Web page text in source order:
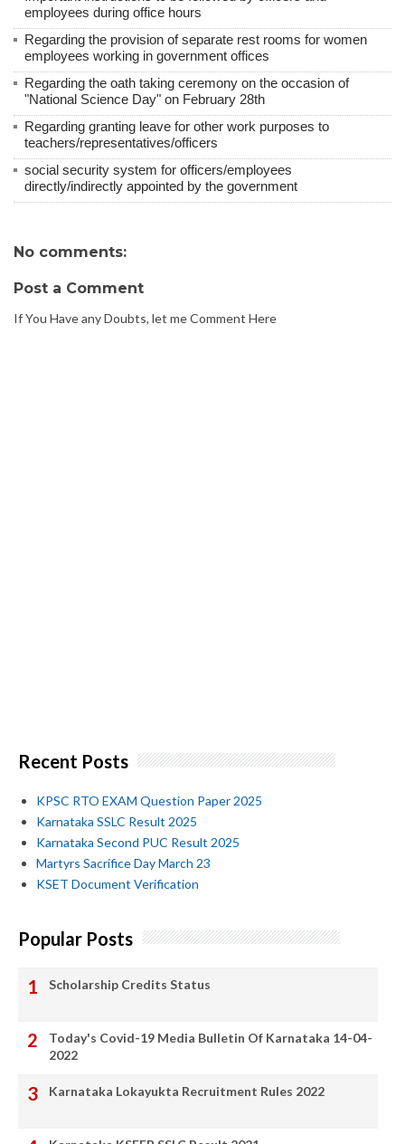
employees during office hours
Regarding the provision of separate rest rooms for women
employees working in government offices
Regarding the oath taking ceremony on the occasion of
"National Science Day" on February 28th
Regarding granting leave for other work purposes to
teachers/representatives/officers
social security system for officers/employees
directly/indirectly appointed by the government
No comments:
Post a Comment
If You Have any Doubts, let me Comment Here
Recent Posts
KPSC RTO EXAM Question Paper 2025
Karnataka SSLC Result 2025
Karnataka Second PUC Result 2025
Martyrs Sacrifice Day March 23
KSET Document Verification
Popular Posts
Scholarship Credits Status
Today's Covid-19 Media Bulletin Of Karnataka 14-04-
2022
Karnataka Lokayukta Recruitment Rules 2022